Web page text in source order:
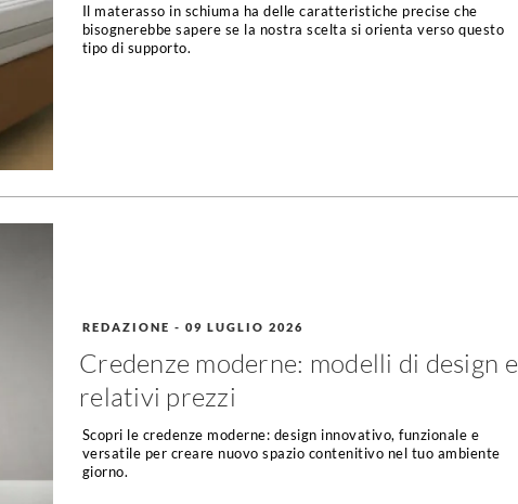
Il materasso in schiuma ha delle caratteristiche precise che
bisognerebbe sapere se la nostra scelta si orienta verso questo
tipo di supporto.
REDAZIONE -09 LUGLIO 2026
Credenze moderne: modelli di design e
relativi prezzi
Scopri le credenze moderne: design innovativo, funzionale e
versatile per creare nuovo spazio contenitivo nel tuo ambiente
giorno.